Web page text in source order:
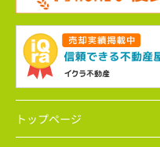
トップページ